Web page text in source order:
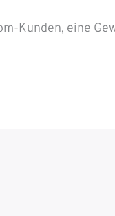
Kunden, eine